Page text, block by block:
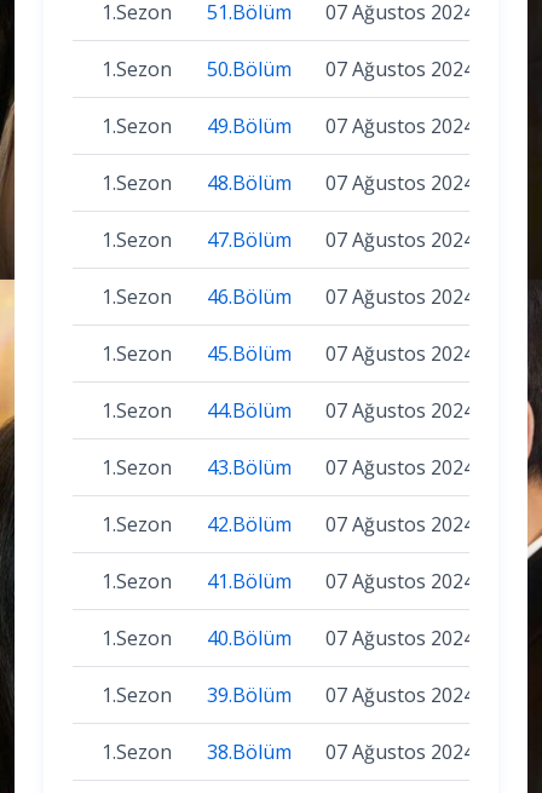
1.Sezon 51.Bölüm 07 Ağustos 2024
1.Sezon 50.Bölüm 07 Ağustos 2024
1.Sezon 49.Bölüm 07 Ağustos 2024
1.Sezon 48.Bölüm 07 Ağustos 2024
1.Sezon 47.Bölüm 07 Ağustos 2024
1.Sezon 46.Bölüm 07 Ağustos 2024
1.Sezon 45.Bölüm 07 Ağustos 2024
1.Sezon 44.Bölüm 07 Ağustos 2024
1.Sezon 43.Bölüm 07 Ağustos 2024
1.Sezon 42.Bölüm 07 Ağustos 2024
1.Sezon 41.Bölüm 07 Ağustos 2024
1.Sezon 40.Bölüm 07 Ağustos 2024
1.Sezon 39.Bölüm 07 Ağustos 2024
1.Sezon 38.Bölüm 07 Ağustos 2024